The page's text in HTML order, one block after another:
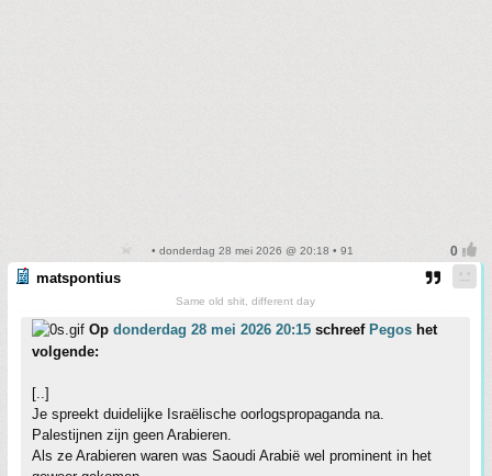
• donderdag 28 mei 2026 @ 20:18 • 91
matspontius
Same old shit, different day
Op donderdag 28 mei 2026 20:15 schreef Pegos het
volgende:
[..]
Je spreekt duidelijke Israëlische oorlogspropaganda na.
Palestijnen zijn geen Arabieren.
Als ze Arabieren waren was Saoudi Arabië wel prominent in het